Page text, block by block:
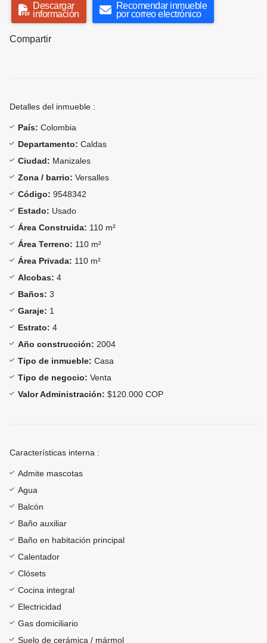
Descargar
información
Recomendar inmueble
por correo electrónico
Compartir
Detalles del inmueble :
País: Colombia
Departamento: Caldas
Ciudad: Manizales
Zona / barrio: Versalles
Código: 9548342
Estado: Usado
Área Construida: 110 m²
Área Terreno: 110 m²
Área Privada: 110 m²
Alcobas: 4
Baños: 3
Garaje: 1
Estrato: 4
Año construcción: 2004
Tipo de inmueble: Casa
Tipo de negocio: Venta
Valor Administración: $120.000 COP
Características interna :
Admite mascotas
Agua
Balcón
Baño auxiliar
Baño en habitación principal
Calentador
Clósets
Cocina integral
Electricidad
Gas domiciliario
Suelo de cerámica / mármol